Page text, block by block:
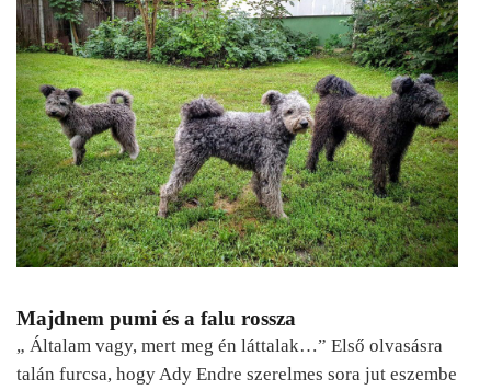
Majdnem pumi és a falu rossza
„ Általam vagy, mert meg én láttalak…” Első olvasásra
talán furcsa, hogy Ady Endre szerelmes sora jut eszembe